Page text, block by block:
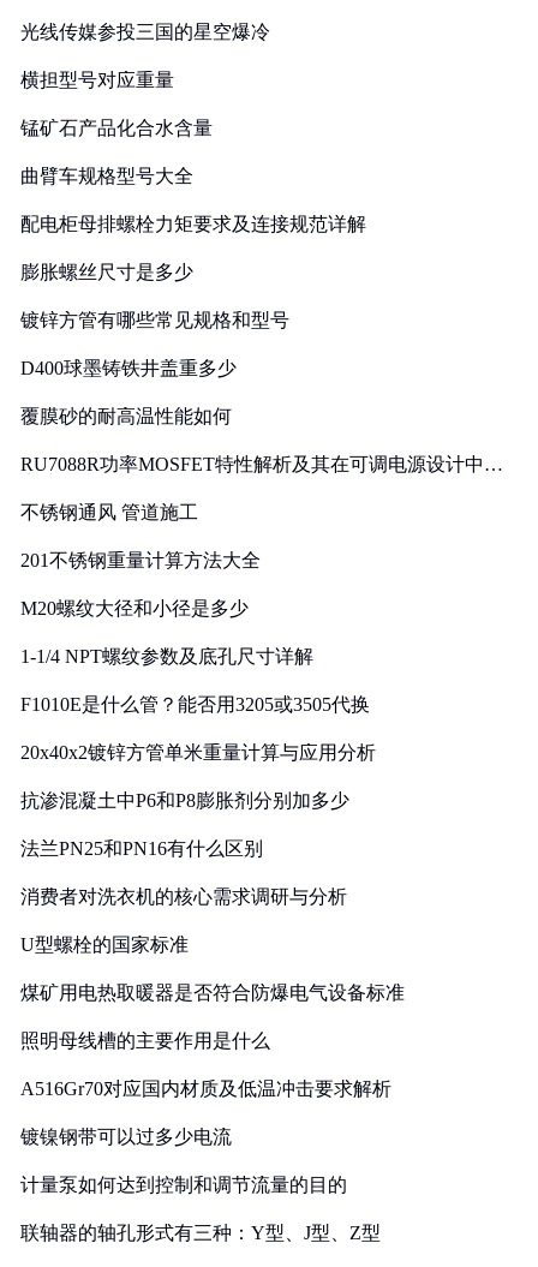
光线传媒参投三国的星空爆冷
横担型号对应重量
锰矿石产品化合水含量
曲臂车规格型号大全
配电柜母排螺栓力矩要求及连接规范详解
膨胀螺丝尺寸是多少
镀锌方管有哪些常见规格和型号
D400球墨铸铁井盖重多少
覆膜砂的耐高温性能如何
RU7088R功率MOSFET特性解析及其在可调电源设计中的
不锈钢通风 管道施工
201不锈钢重量计算方法大全
M20螺纹大径和小径是多少
1-1/4 NPT螺纹参数及底孔尺寸详解
F1010E是什么管？能否用3205或3505代换
20x40x2镀锌方管单米重量计算与应用分析
抗渗混凝土中P6和P8膨胀剂分别加多少
法兰PN25和PN16有什么区别
消费者对洗衣机的核心需求调研与分析
U型螺栓的国家标准
煤矿用电热取暖器是否符合防爆电气设备标准
照明母线槽的主要作用是什么
A516Gr70对应国内材质及低温冲击要求解析
镀镍钢带可以过多少电流
计量泵如何达到控制和调节流量的目的
联轴器的轴孔形式有三种：Y型、J型、Z型